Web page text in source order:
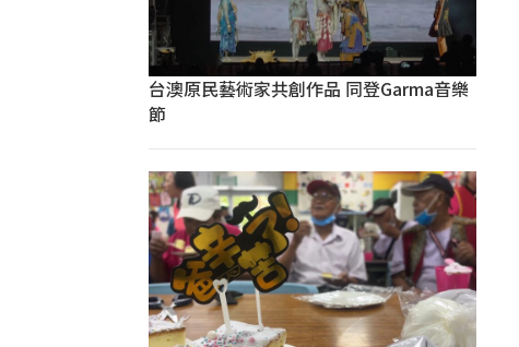
台澳原民藝術家共創作品 同登Garma音樂
節